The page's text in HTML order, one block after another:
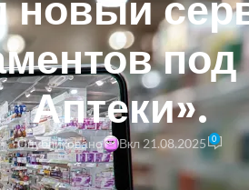
Аптеки».
Опубликовано Вкл 21.08.2025 0
новый сервис под названием